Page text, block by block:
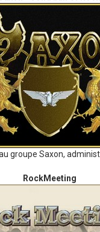
groupe Saxon,
RockMeeting